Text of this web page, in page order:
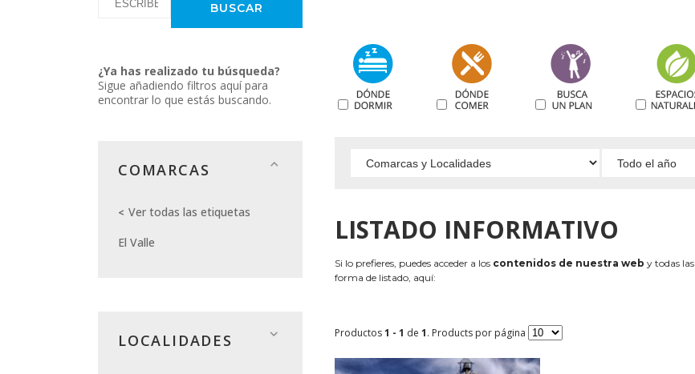
¿Ya has realizado tu búsqueda?
Sigue añadiendo filtros aquí para
encontrar lo que estás buscando.
COMARCAS
Ver todas las etiquetas
El Valle
LOCALIDADES
LISTADO INFORMATIVO
Si lo prefieres, puedes acceder a los contenidos de nuestra web y todas las
forma de listado, aquí:
Productos1 - 1 de 1. Products por página